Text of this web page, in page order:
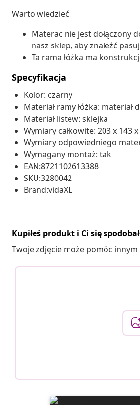
Warto wiedzieć:
Materac nie jest dołączony
nasz sklep, aby znaleźć
Ta rama łóżka ma
Specyfikacja
Kolor: czarny
Materiał ramy łóżka:
Materiał listew: sklejka
Wymiary całkowite: 203 x 143 x
Wymiary odpowiedniego
Wymagany montaż: tak
EAN:8721102613388
SKU:3280042
Brand:vidaXL
Kupiłeś produkt i Ci się
Twoje zdjęcie może pomóc